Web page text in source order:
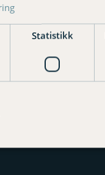
Statistikk